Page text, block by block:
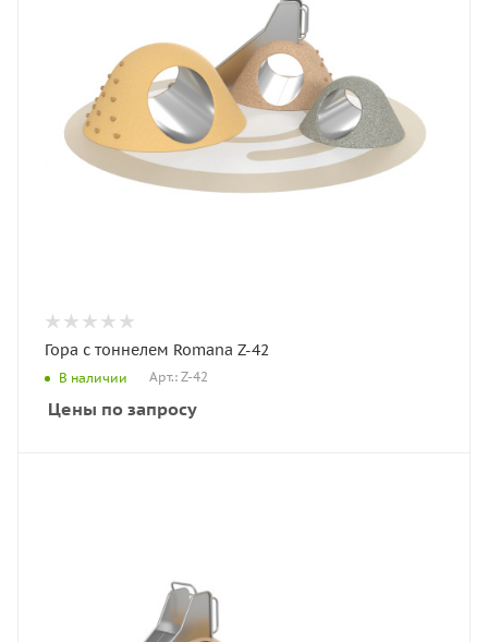
Гора с тоннелем Romana Z-42
В наличии Арт.: Z-42
Цены по запросу